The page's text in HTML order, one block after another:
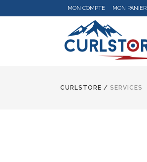
MON COMPTE MON PANIER
CURLSTORE / SERVICES